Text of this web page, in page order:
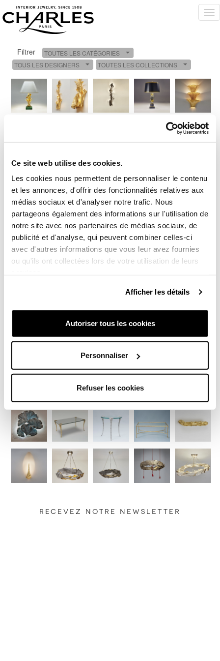
Ce site web utilise des cookies.
Les cookies nous permettent de personnaliser le contenu
et les annonces, d'offrir des fonctionnalités relatives aux
médias sociaux et d'analyser notre trafic. Nous
partageons également des informations sur l'utilisation de
notre site avec nos partenaires de médias sociaux, de
publicité et d'analyse, qui peuvent combiner celles-ci
avec d'autres informations que vous leur avez fournies
ou qu'ils ont collectées lors de votre utilisation de leurs
Afficher les détails
Autoriser tous les cookies
Personnaliser
Refuser les cookies
Filtrer TOUTES LES CATÉGORIES
Toggle Dropdown
TOUS LES DESIGNERS
Toggle Dropdown
TOUTES LES COLLECTIONS Toggle
RECEVEZ NOTRE NEWSLETTER